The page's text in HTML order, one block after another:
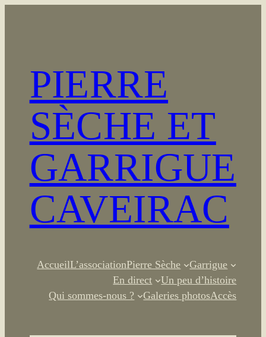
PIERRE
SÈCHE ET
GARRIGUE
CAVEIRAC
AccueilL’associationPierre Sèche
Garrigue
En direct
Un peu d’histoire
Qui sommes-nous ?
Galeries photosAccès